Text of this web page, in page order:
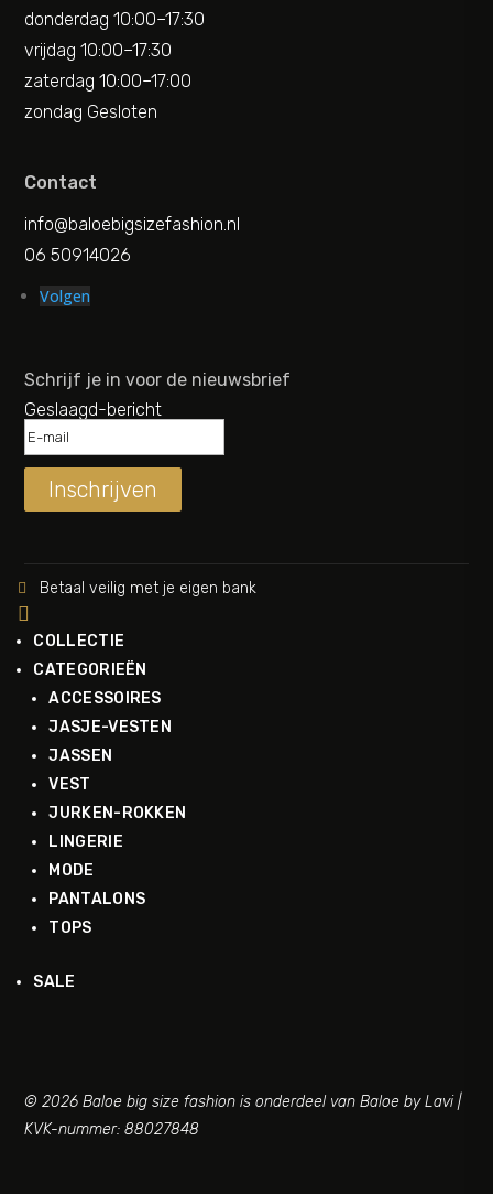
donderdag 10:00–17:30
vrijdag 10:00–17:30
zaterdag 10:00–17:00
zondag Gesloten
Contact
info@baloebigsizefashion.nl
06 50914026
Volgen
Schrijf je in voor de nieuwsbrief
Geslaagd-bericht
Inschrijven
 Betaal veilig met je eigen bank

COLLECTIE
CATEGORIEËN
ACCESSOIRES
JASJE-VESTEN
JASSEN
VEST
JURKEN-ROKKEN
LINGERIE
MODE
PANTALONS
TOPS
SALE
© 2026 Baloe big size fashion is onderdeel van Baloe by Lavi |
KVK-nummer: 88027848